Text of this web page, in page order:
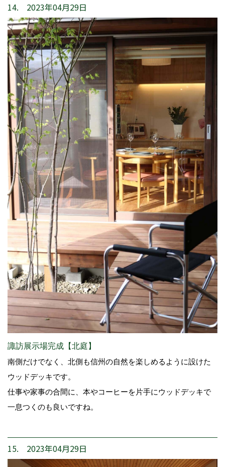
14. 2023年04月29日
諏訪展示場完成【北庭】
南側だけでなく、北側も信州の自然を楽しめるように設けた
ウッドデッキです。
仕事や家事の合間に、本やコーヒーを片手にウッドデッキで
一息つくのも良いですね。
15. 2023年04月29日